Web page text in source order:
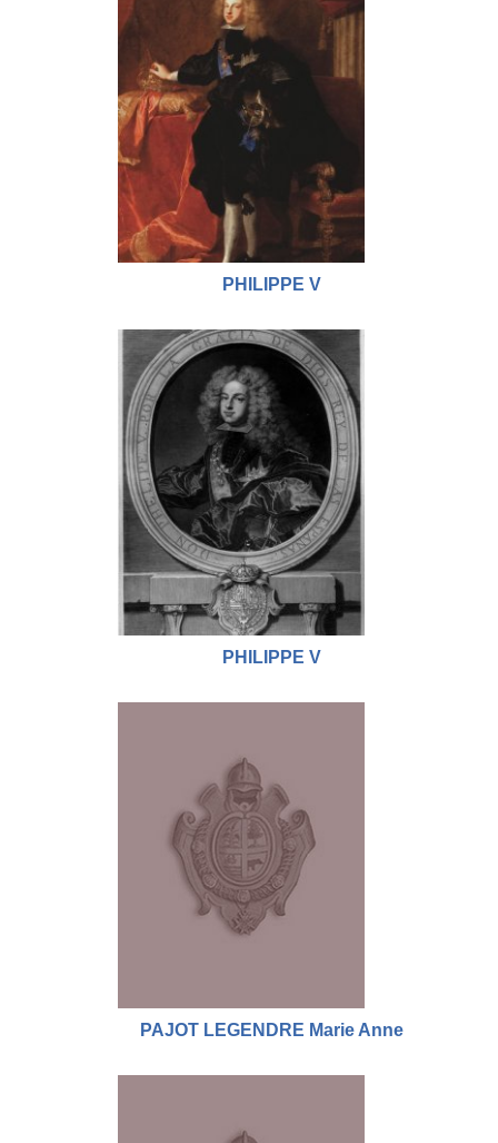
PHILIPPE V
PHILIPPE V
PAJOT LEGENDRE Marie Anne